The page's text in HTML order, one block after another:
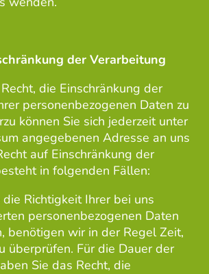
der Verarbeitung
die Einschränkung der
personenbezogenen Daten zu
können Sie sich jederzeit unter
angegebenen Adresse an uns
auf Einschränkung der
in folgenden Fällen:
Richtigkeit Ihrer bei uns
personenbezogenen Daten
benötigen wir in der Regel Zeit,
überprüfen. Für die Dauer der
Sie das Recht, die